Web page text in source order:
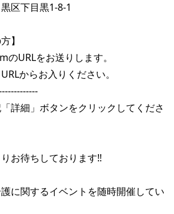
区下目黒1-8-1
】
URLをお送りします。
からお入りください。
詳細」ボタンをクリックしてくださ
お待ちしております‼️
に関するイベントを随時開催してい